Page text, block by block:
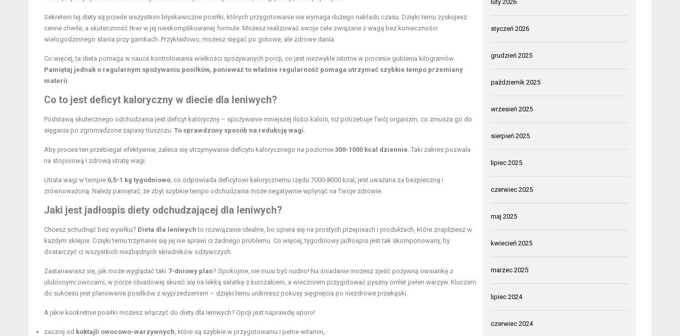
Sekretem tej diety są przede wszystkim błyskawiczne posiłki, których przygotowanie nie wymaga dużego nakładu czasu. Dzięki temu zyskujesz
cenne chwile, a skuteczność tkwi w jej nieskomplikowanej formule. Możesz realizować swoje cele związane z wagą bez konieczności
wielogodzinnego stania przy garnkach. Przykładowo, możesz sięgać po gotowe, ale zdrowe dania.
Co więcej, ta dieta pomaga w nauce kontrolowania wielkości spożywanych porcji, co jest niezwykle istotne w procesie gubienia kilogramów.
Pamiętaj jednak o regularnym spożywaniu posiłków, ponieważ to właśnie regularność pomaga utrzymać szybkie tempo przemiany
materii.
Co to jest deficyt kaloryczny w diecie dla leniwych?
Podstawą skutecznego odchudzania jest deficyt kaloryczny – spożywanie mniejszej ilości kalorii, niż potrzebuje Twój organizm, co zmusza go do
sięgania po zgromadzone zapasy tłuszczu. To sprawdzony sposób na redukcję wagi.
Aby proces ten przebiegał efektywnie, zaleca się utrzymywanie deficytu kalorycznego na poziomie 300-1000 kcal dziennie. Taki zakres pozwala
na stopniową i zdrową utratę wagi.
Utrata wagi w tempie 0,5-1 kg tygodniowo, co odpowiada deficytowi kalorycznemu rzędu 7000-8000 kcal, jest uważana za bezpieczną i
zrównoważoną. Należy pamiętać, że zbyt szybkie tempo odchudzania może negatywnie wpłynąć na Twoje zdrowie.
Jaki jest jadłospis diety odchudzającej dla leniwych?
Chcesz schudnąć bez wysiłku? Dieta dla leniwych to rozwiązanie idealne, bo opiera się na prostych przepisach i produktach, które znajdziesz w
każdym sklepie. Dzięki temu trzymanie się jej nie sprawi ci żadnego problemu. Co więcej, tygodniowy jadłospis jest tak skomponowany, by
dostarczyć ci wszystkich niezbędnych składników odżywczych.
Zastanawiasz się, jak może wyglądać taki 7-dniowy plan? Spokojnie, nie musi być nudno! Na śniadanie możesz zjeść pożywną owsiankę z
ulubionymi owocami, w porze obiadowej skusić się na lekką sałatkę z kurczakiem, a wieczorem przygotować pyszny omlet pełen warzyw. Kluczem
do sukcesu jest planowanie posiłków z wyprzedzeniem – dzięki temu unikniesz pokusy sięgnięcia po niezdrowe przekąski.
A jakie konkretnie posiłki możesz włączyć do diety dla leniwych? Opcji jest naprawdę sporo!
zacznij od koktajli owocowo-warzywnych, które są szybkie w przygotowaniu i pełne witamin,
luty 2026
styczeń 2026
grudzień 2025
październik 2025
wrzesień 2025
sierpień 2025
lipiec 2025
czerwiec 2025
maj 2025
kwiecień 2025
marzec 2025
lipiec 2024
czerwiec 2024